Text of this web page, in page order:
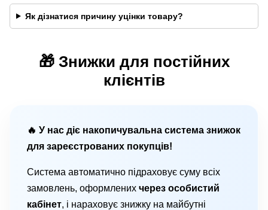
Як дізнатися причину уцінки товару?
🎁 Знижки для постійних
клієнтів
🔥 У нас діє накопичувальна система знижок
для зареєстрованих покупців!
Система автоматично підраховує суму всіх
замовлень, оформлених через особистий
кабінет, і нараховує знижку на майбутні